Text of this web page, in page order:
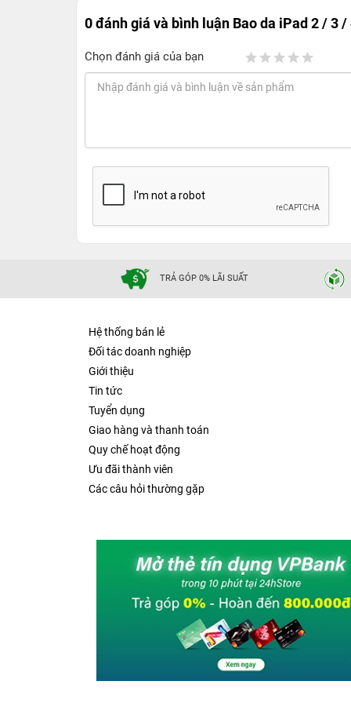
0 đánh giá và bình luận Bao da iPad 2 / 3
Chọn đánh giá của bạn
TRẢ GÓP 0% LÃI SUẤT
Hệ thống bán lẻ
Đối tác doanh nghiệp
Giới thiệu
Tin tức
Tuyển dụng
Giao hàng và thanh toán
Quy chế hoạt động
Ưu đãi thành viên
Các câu hỏi thường gặp